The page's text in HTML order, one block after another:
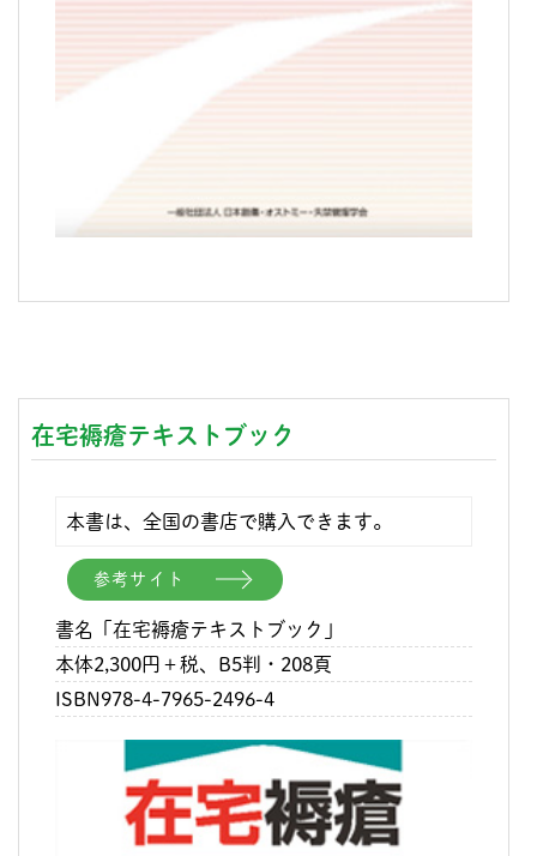
在宅褥瘡テキストブック
本書は、全国の書店で購入できます。
参考サイト
書名「在宅褥瘡テキストブック」
本体2,300円＋税、B5判・208頁
ISBN978-4-7965-2496-4